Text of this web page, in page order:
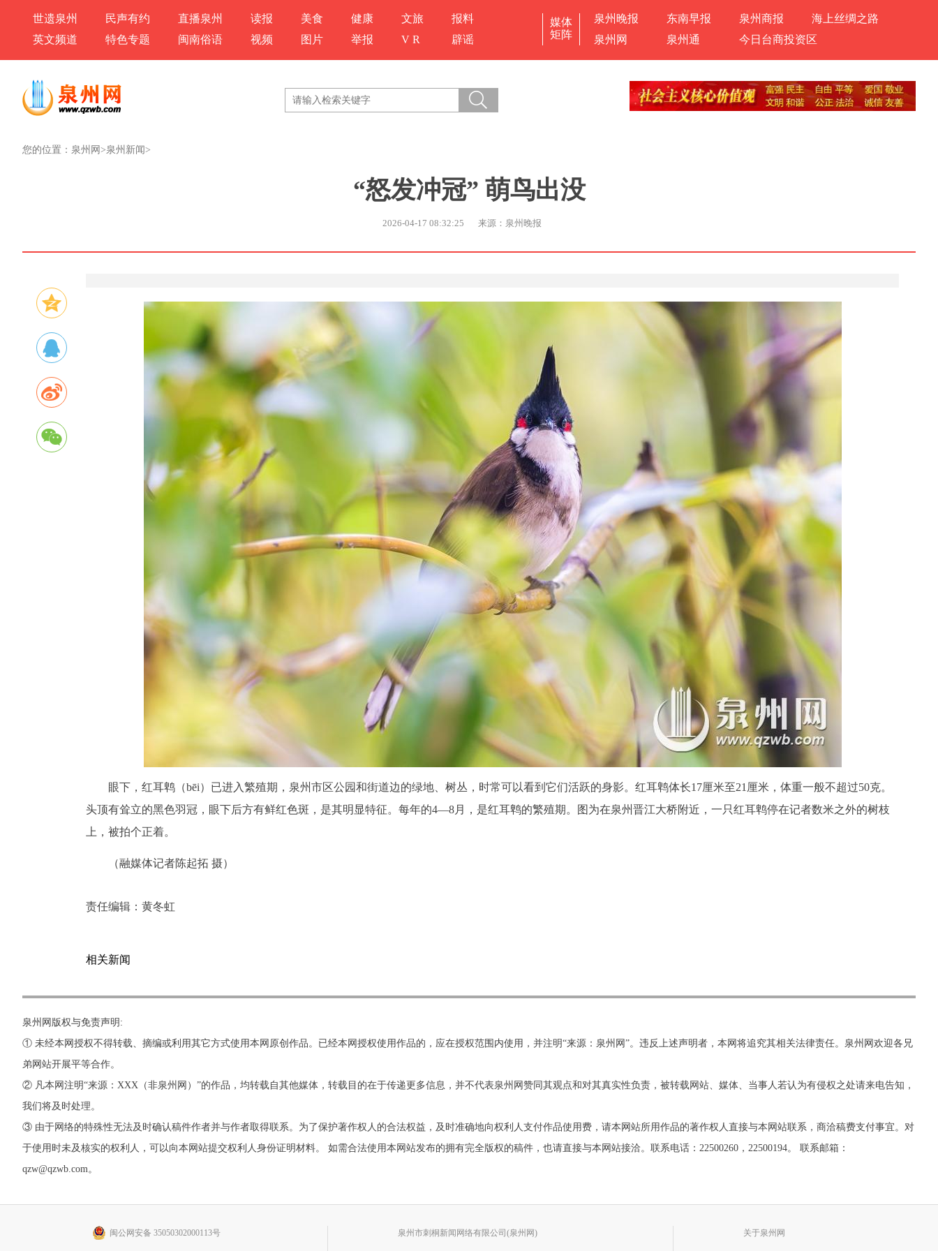
世遗泉州 民声有约 直播泉州 读报 美食 健康 文旅
报料
英文频道
特色专题 闽南俗语 视频 图片 举报 V R 辟谣
媒体
矩阵
泉州晚报 东南早报 泉州商报
海上丝绸之路
泉州网
泉州通 今日台商投资区
您的位置： 泉州网 >泉州新闻>
“怒发冲冠” 萌鸟出没
2026-04-17 08:32:25 来源：泉州晚报
眼下，红耳鹎（bēi）已进入繁殖期，泉州市区公园和街道边的绿地、树丛，时常可以看到它们活跃的身影。红耳鹎体长17厘米至21厘米，体重一般不超过50克。
头顶有耸立的黑色羽冠，眼下后方有鲜红色斑，是其明显特征。每年的4—8月，是红耳鹎的繁殖期。图为在泉州晋江大桥附近，一只红耳鹎停在记者数米之外的树枝
上，被拍个正着。
（融媒体记者陈起拓 摄）
责任编辑： 黄冬虹
相关新闻
泉州网版权与免责声明:
① 未经本网授权不得转载、摘编或利用其它方式使用本网原创作品。已经本网授权使用作品的，应在授权范围内使用，并注明“来源：泉州网”。违反上述声明者，本网将追究其相关法律责任。泉州网欢迎各兄
弟网站开展平等合作。
② 凡本网注明“来源：XXX（非泉州网）”的作品，均转载自其他媒体，转载目的在于传递更多信息，并不代表泉州网赞同其观点和对其真实性负责，被转载网站、媒体、当事人若认为有侵权之处请来电告知，
我们将及时处理。
③ 由于网络的特殊性无法及时确认稿件作者并与作者取得联系。为了保护著作权人的合法权益，及时准确地向权利人支付作品使用费，请本网站所用作品的著作权人直接与本网站联系，商洽稿费支付事宜。对
于使用时未及核实的权利人，可以向本网站提交权利人身份证明材料。 如需合法使用本网站发布的拥有完全版权的稿件，也请直接与本网站接洽。联系电话：22500260，22500194。 联系邮箱：
qzw@qzwb.com。
闽公网安备 35050302000113号 泉州市刺桐新闻网络有限公司(泉州网) 关于泉州网